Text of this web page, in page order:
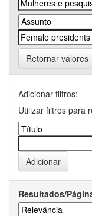
Retornar valores
Adicionar filtros:
Utilizar filtros para
Resultados/